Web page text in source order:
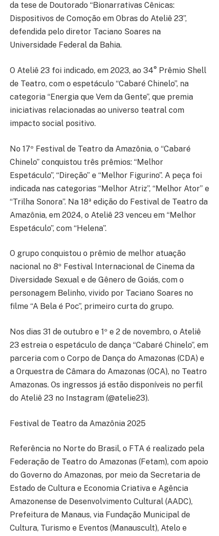
da tese de Doutorado “Bionarrativas Cênicas:
Dispositivos de Comoção em Obras do Ateliê 23”,
defendida pelo diretor Taciano Soares na
Universidade Federal da Bahia.
O Ateliê 23 foi indicado, em 2023, ao 34° Prêmio Shell
de Teatro, com o espetáculo “Cabaré Chinelo”, na
categoria “Energia que Vem da Gente”, que premia
iniciativas relacionadas ao universo teatral com
impacto social positivo.
No 17º Festival de Teatro da Amazônia, o “Cabaré
Chinelo” conquistou três prêmios: “Melhor
Espetáculo”, “Direção” e “Melhor Figurino”. A peça foi
indicada nas categorias “Melhor Atriz”, “Melhor Ator” e
“Trilha Sonora”. Na 18ª edição do Festival de Teatro da
Amazônia, em 2024, o Ateliê 23 venceu em “Melhor
Espetáculo”, com “Helena”.
O grupo conquistou o prêmio de melhor atuação
nacional no 8º Festival Internacional de Cinema da
Diversidade Sexual e de Gênero de Goiás, com o
personagem Belinho, vivido por Taciano Soares no
filme “A Bela é Poc”, primeiro curta do grupo.
Nos dias 31 de outubro e 1º e 2 de novembro, o Ateliê
23 estreia o espetáculo de dança “Cabaré Chinelo”, em
parceria com o Corpo de Dança do Amazonas (CDA) e
a Orquestra de Câmara do Amazonas (OCA), no Teatro
Amazonas. Os ingressos já estão disponíveis no perfil
do Ateliê 23 no Instagram (@atelie23).
Festival de Teatro da Amazônia 2025
Referência no Norte do Brasil, o FTA é realizado pela
Federação de Teatro do Amazonas (Fetam), com apoio
do Governo do Amazonas, por meio da Secretaria de
Estado de Cultura e Economia Criativa e Agência
Amazonense de Desenvolvimento Cultural (AADC),
Prefeitura de Manaus, via Fundação Municipal de
Cultura, Turismo e Eventos (Manauscult), Atelo e